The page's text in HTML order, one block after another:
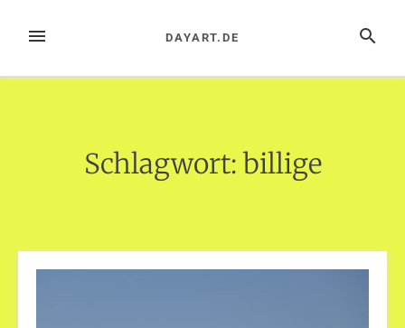
InhaltMENÜ SUCHE
DAYART.DE
Schlagwort:billige